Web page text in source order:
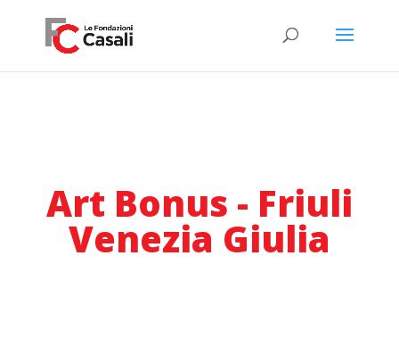
Art Bonus - Friuli
Venezia Giulia